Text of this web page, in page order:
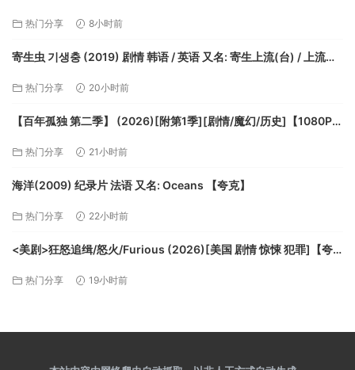
热门分享 8小时前
寄生虫 기생충 (2019) 剧情 韩语 / 英语 又名: 寄生上流(台) / 上流寄
热门分享 20小时前
【百年孤独 第二季】 (2026)[附第1季][剧情/魔幻/历史]【1080P高
热门分享 21小时前
海洋(2009) 纪录片 法语 又名: Oceans 【夸克】
热门分享 22小时前
<美剧>狂怒追缉/怒火/Furious (2026)[美国 剧情 惊悚 犯罪]【夸
热门分享 19小时前